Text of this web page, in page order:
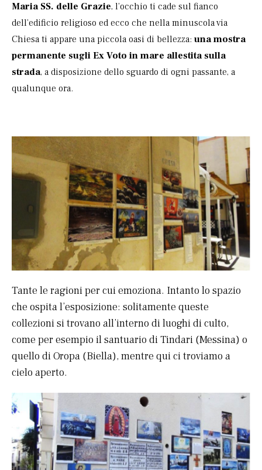
Maria SS. delle Grazie, l’occhio ti cade sul fianco
dell’edificio religioso ed ecco che nella minuscola via
Chiesa ti appare una piccola oasi di bellezza: una mostra
permanente sugli Ex Voto in mare allestita sulla
strada, a disposizione dello sguardo di ogni passante, a
qualunque ora.
Tante le ragioni per cui emoziona. Intanto lo spazio
che ospita l’esposizione: solitamente queste
collezioni si trovano all’interno di luoghi di culto,
come per esempio il santuario di Tindari (Messina) o
quello di Oropa (Biella), mentre qui ci troviamo a
cielo aperto.